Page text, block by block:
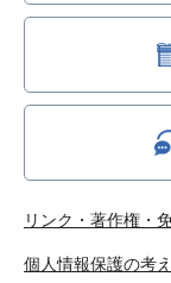
リンク・著作権・
個人情報保護の考